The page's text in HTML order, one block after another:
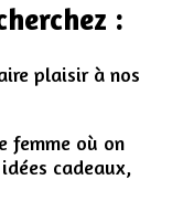
:
plaisir à nos
femme où on
cadeaux,